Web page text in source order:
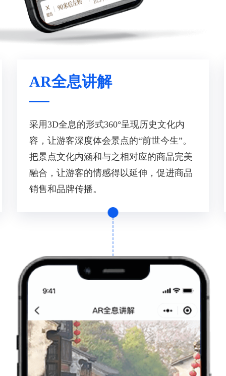
AR全息讲解
采用3D全息的形式360°呈现历史文化内
容，让游客深度体会景点的“前世今生”。
把景点文化内涵和与之相对应的商品完美
融合，让游客的情感得以延伸，促进商品
销售和品牌传播。